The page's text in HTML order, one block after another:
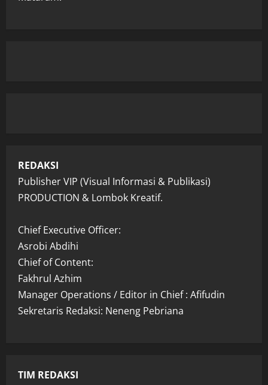
REDAKSI
Publisher VIP (Visual Informasi & Publikasi)
PRODUCTION & Lombok Kreatif.
Chief Executive Officer:
Asrobi Abdihi
Chief of Content:
Fakhrul Azhim
Manager Operations / Editor in Chief : Afifudin
Sekretaris Redaksi: Neneng Pebriana
TIM REDAKSI